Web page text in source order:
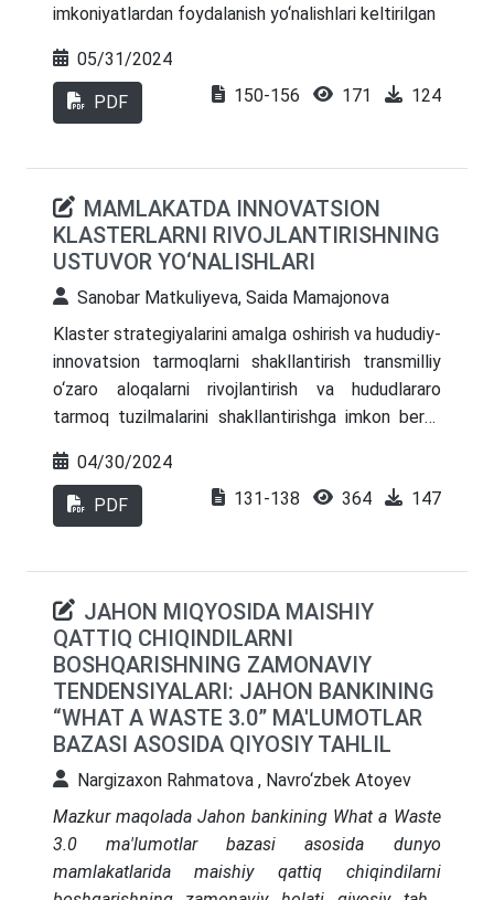
imkoniyatlardan foydalanish yo‘nalishlari keltirilgan
05/31/2024
PDF 150-156 171 124
MAMLAKATDA INNOVATSION
KLASTERLARNI RIVOJLANTIRISHNING
USTUVOR YO‘NALISHLARI
Sanobar Matkuliyeva, Saida Mamajonova
Klaster strategiyalarini amalga oshirish va hududiy-
innovatsion tarmoqlarni shakllantirish transmilliy
o‘zaro aloqalarni rivojlantirish va hududlararo
tarmoq tuzilmalarini shakllantirishga imkon berdi.
innovatsion klasterlar salohiyatidan
foydalanishning iqtisodiy mazmuni ochib berilgan.
04/30/2024
PDF 131-138 364 147
JAHON MIQYOSIDA MAISHIY
QATTIQ CHIQINDILARNI
BOSHQARISHNING ZAMONAVIY
TENDENSIYALARI: JAHON BANKINING
“WHAT A WASTE 3.0” MA'LUMOTLAR
BAZASI ASOSIDA QIYOSIY TAHLIL
Nargizaxon Rahmatova , Navro‘zbek Atoyev
Mazkur maqolada Jahon bankining What a Waste
3.0
ma'lumotlar bazasi asosida
dunyo
mamlakatlarida
maishiy qattiq
chiqindilarni